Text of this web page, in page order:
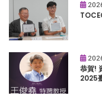
恭賀!
2025